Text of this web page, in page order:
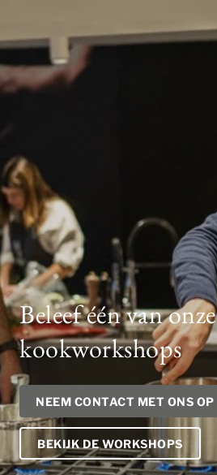
Beleef één van onze
kookworkshops
NEEM CONTACT MET ONS OP
BEKIJK DE WORKSHOPS